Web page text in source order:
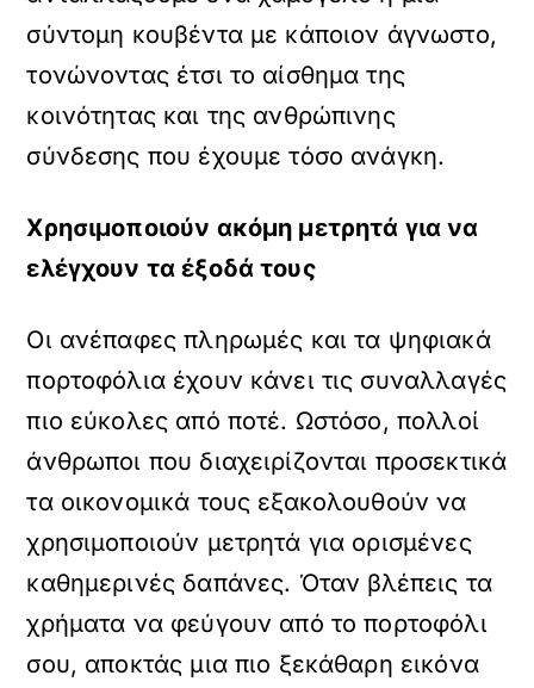
σύντομη κουβέντα με κάποιον άγνωστο,
τονώνοντας έτσι το αίσθημα της
κοινότητας και της ανθρώπινης
σύνδεσης που έχουμε τόσο ανάγκη.
Χρησιμοποιούν ακόμη μετρητά για να
ελέγχουν τα έξοδά τους
Οι ανέπαφες πληρωμές και τα ψηφιακά
πορτοφόλια έχουν κάνει τις συναλλαγές
πιο εύκολες από ποτέ. Ωστόσο, πολλοί
άνθρωποι που διαχειρίζονται προσεκτικά
τα οικονομικά τους εξακολουθούν να
χρησιμοποιούν μετρητά για ορισμένες
καθημερινές δαπάνες. Όταν βλέπεις τα
χρήματα να φεύγουν από το πορτοφόλι
σου, αποκτάς μια πιο ξεκάθαρη εικόνα